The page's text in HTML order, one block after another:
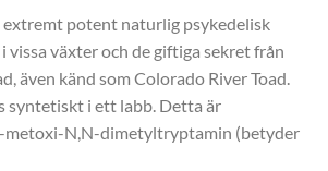
till
kr7,003.66
potent naturlig psykedelisk
vissa växter och de giftiga sekret från
även känd som Colorado River Toad.
syntetiskt i ett labb. Detta är
N,N-dimetyltryptamin (betyder